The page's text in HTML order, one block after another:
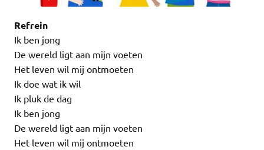
Refrein
Ik ben jong
De wereld ligt aan mijn voeten
Het leven wil mij ontmoeten
Ik doe wat ik wil
Ik pluk de dag
Ik ben jong
De wereld ligt aan mijn voeten
Het leven wil mij ontmoeten